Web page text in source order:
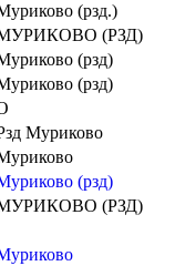
(рзд.)
(РЗД)
(рзд)
(рзд)
Муриково
(рзд)
(РЗД)